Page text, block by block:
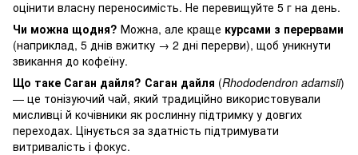
оцінити власну переносимість. Не перевищуйте 5 г на день.
Чи можна щодня? Можна, але краще курсами з перервами
(наприклад, 5 днів вжитку → 2 дні перерви), щоб уникнути
звикання до кофеїну.
Що таке Саган дайля? Саган дайля (Rhododendron adamsii)
— це тонізуючий чай, який традиційно використовували
мисливці й кочівники як рослинну підтримку у довгих
переходах. Цінується за здатність підтримувати
витривалість і фокус.